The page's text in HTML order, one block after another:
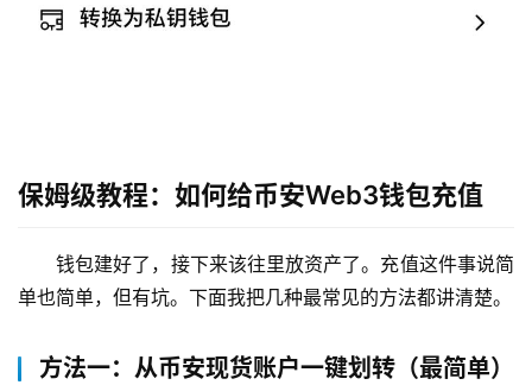
保姆级教程：如何给币安Web3钱包充值
钱包建好了，接下来该往里放资产了。充值这件事说简
单也简单，但有坑。下面我把几种最常见的方法都讲清楚。
方法一：从币安现货账户一键划转（最简单）